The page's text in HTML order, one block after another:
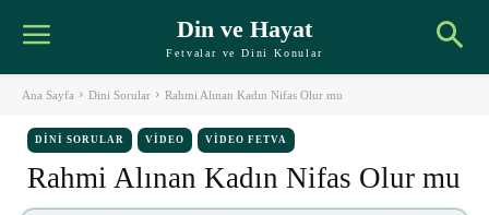
Din ve Hayat
Fetvalar ve Dini Konular
Ana Sayfa Dini Sorular Rahmi Alınan Kadın Nifas Olur mu
DINI SORULAR VIDEO VIDEO FETVA
Rahmi Alınan Kadın Nifas Olur mu